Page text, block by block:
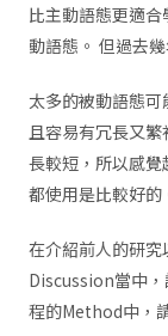
比主動語態更適
動語態。 但過去
太多的被動語態
且容易有冗長又
長較短，所以感
都使用是比較好的
在介紹前人的研
Discussion當中
程的Method中，